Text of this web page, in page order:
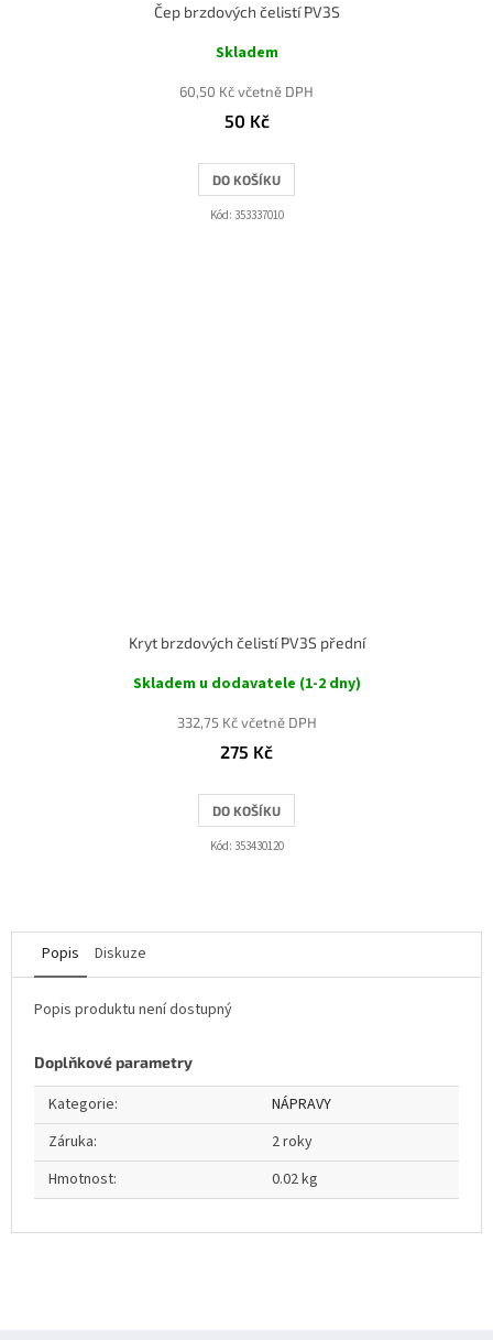
Čep brzdových čelistí PV3S
Skladem
60,50 Kč včetně DPH
50 Kč
DO KOŠÍKU
Kód: 353337010
Kryt brzdových čelistí PV3S přední
Skladem u dodavatele (1-2 dny)
332,75 Kč včetně DPH
275 Kč
DO KOŠÍKU
Kód: 353430120
Popis Diskuze
Popis produktu není dostupný
Doplňkové parametry
Kategorie:
NÁPRAVY
Záruka:
2 roky
Hmotnost: 0.02 kg